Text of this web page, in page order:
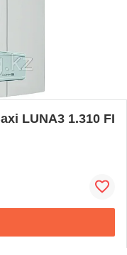
LUNA3 1.310 FI